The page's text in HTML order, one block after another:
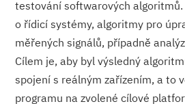
testování softwarových algoritmů.
o řídicí systémy, algoritmy pro
měřených signálů, případně
Cílem je, aby byl výsledný
spojení s reálným zařízením, a to
programu na zvolené cílové